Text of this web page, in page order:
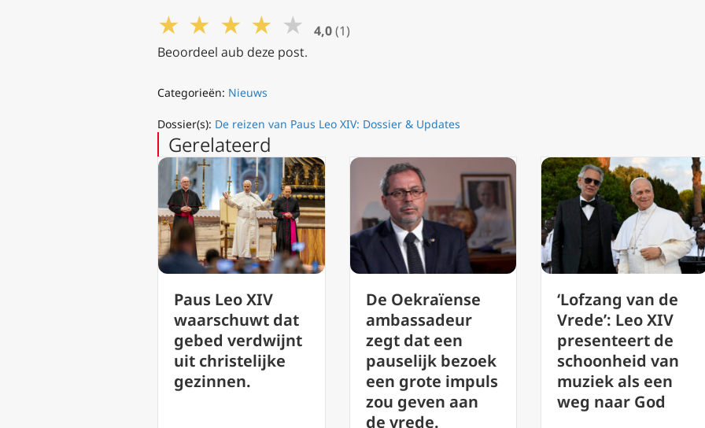
★ ★ ★ ★ ★ 4,0 (1)
Beoordeel aub deze post.
Categorieën: Nieuws
Dossier(s): De reizen van Paus Leo XIV: Dossier & Updates
Gerelateerd
De Oekraïense
ambassadeur
zegt dat een
pauselijk bezoek
een grote impuls
‘Lofzang van de
Vrede’: Leo XIV
presenteert de
schoonheid van
muziek als een
weg naar God
De vrede die
paus Leo XIV
voorstelt is
naïef hippie-
ideaal, zegt
deskundige